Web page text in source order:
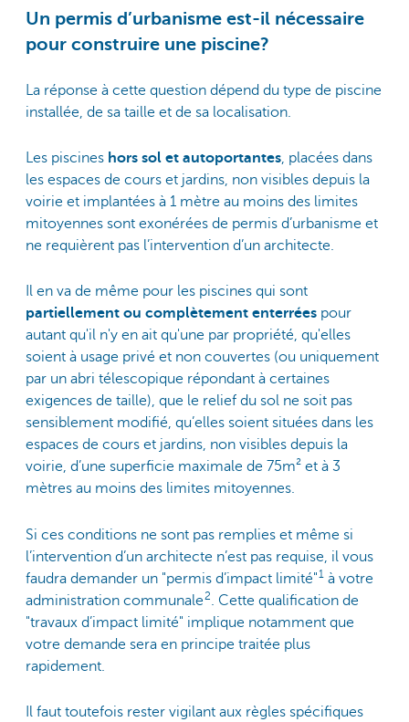
Un permis d’urbanisme est-il nécessaire
pour construire une piscine?
La réponse à cette question dépend du type de piscine
installée, de sa taille et de sa localisation.
Les piscines hors sol et autoportantes, placées dans
les espaces de cours et jardins, non visibles depuis la
voirie et implantées à 1 mètre au moins des limites
mitoyennes sont exonérées de permis d’urbanisme et
ne requièrent pas l’intervention d’un architecte.
Il en va de même pour les piscines qui sont
partiellement ou complètement enterrées pour
autant qu'il n'y en ait qu'une par propriété, qu'elles
soient à usage privé et non couvertes (ou uniquement
par un abri télescopique répondant à certaines
exigences de taille), que le relief du sol ne soit pas
sensiblement modifié, qu’elles soient situées dans les
espaces de cours et jardins, non visibles depuis la
voirie, d’une superficie maximale de 75m² et à 3
mètres au moins des limites mitoyennes.
Si ces conditions ne sont pas remplies et même si
l’intervention d’un architecte n’est pas requise, il vous
faudra demander un "permis d’impact limité" 1 à votre
administration communale2. Cette qualification de
"travaux d’impact limité" implique notamment que
votre demande sera en principe traitée plus
rapidement.
Il faut toutefois rester vigilant aux règles spécifiques